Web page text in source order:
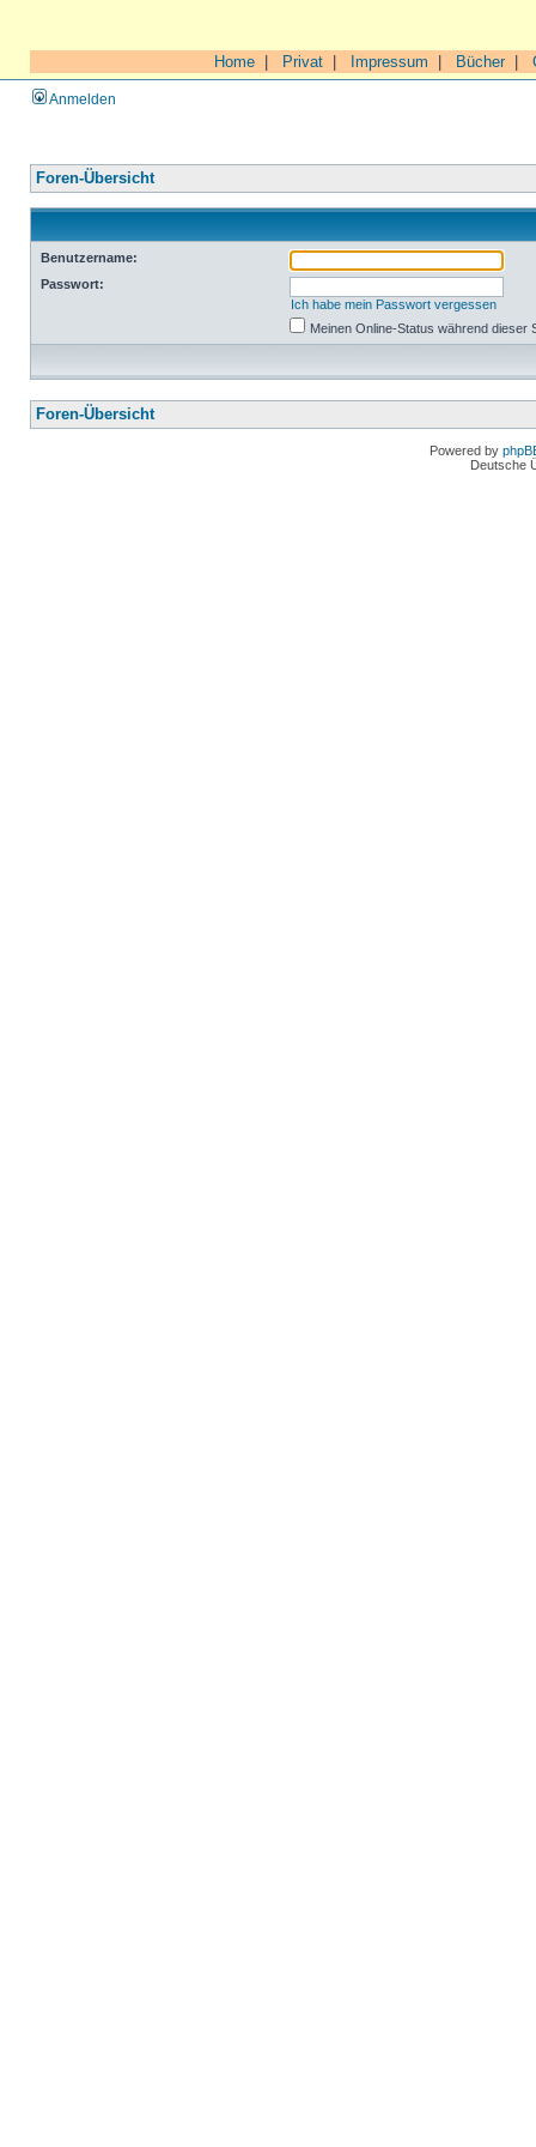
Home Privat Impressum Bücher|
Anmelden
Foren-Übersicht
Benutzername:
Passwort:
Ich habe mein Passwort vergessen
Meinen Online-Status während dieser
Foren-Übersicht
Powered by
Deutsche